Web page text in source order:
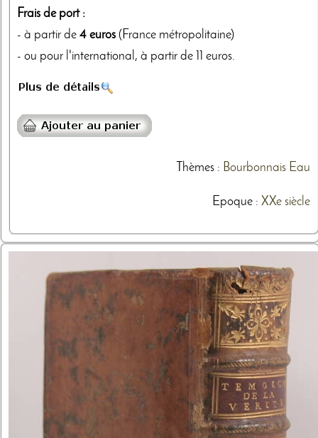
Frais de port :
- à partir de 4 euros (France métropolitaine)
- ou pour l'international, à partir de 11 euros.
Thèmes: Bourbonnais Eau
Epoque : XXe siècle